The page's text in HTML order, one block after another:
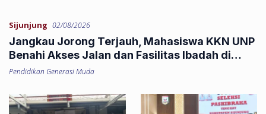
Sijunjung 02/08/2026
Jangkau Jorong Terjauh, Mahasiswa KKN UNP
Benahi Akses Jalan dan Fasilitas Ibadah di
Sipuah
Pendidikan Generasi Muda